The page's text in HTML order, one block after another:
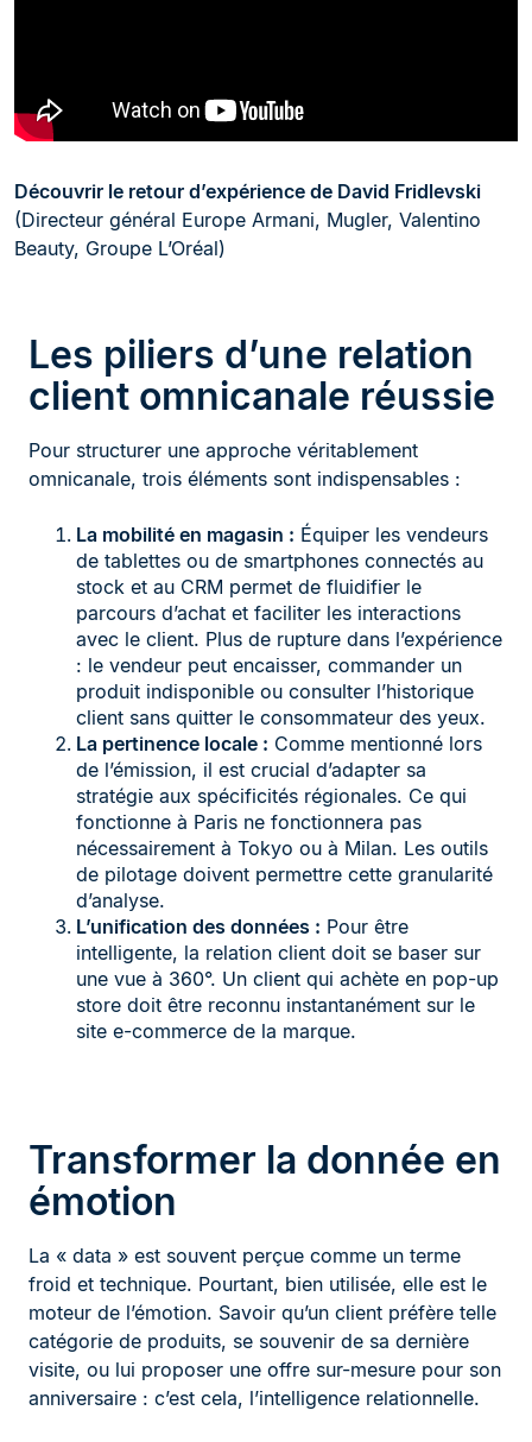
Découvrir le retour d’expérience de David Fridlevski
(Directeur général Europe Armani, Mugler, Valentino
Beauty, Groupe L’Oréal)
Les piliers d’une relation
client omnicanale réussie
Pour structurer une approche véritablement
omnicanale, trois éléments sont indispensables :
La mobilité en magasin : Équiper les vendeurs
de tablettes ou de smartphones connectés au
stock et au CRM permet de fluidifier le
parcours d’achat et faciliter les interactions
avec le client. Plus de rupture dans l’expérience
: le vendeur peut encaisser, commander un
produit indisponible ou consulter l’historique
client sans quitter le consommateur des yeux.
La pertinence locale : Comme mentionné lors
de l’émission, il est crucial d’adapter sa
stratégie aux spécificités régionales. Ce qui
fonctionne à Paris ne fonctionnera pas
nécessairement à Tokyo ou à Milan. Les outils
de pilotage doivent permettre cette granularité
d’analyse.
L’unification des données : Pour être
intelligente, la relation client doit se baser sur
une vue à 360°. Un client qui achète en pop-up
store doit être reconnu instantanément sur le
site e-commerce de la marque.
Transformer la donnée en
émotion
La « data » est souvent perçue comme un terme
froid et technique. Pourtant, bien utilisée, elle est le
moteur de l’émotion. Savoir qu’un client préfère telle
catégorie de produits, se souvenir de sa dernière
visite, ou lui proposer une offre sur-mesure pour son
anniversaire : c’est cela, l’intelligence relationnelle.